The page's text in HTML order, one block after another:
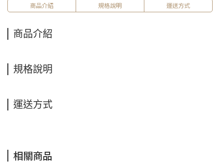
商品介紹 規格說明 運送方式
商品介紹
規格說明
運送方式
相關商品